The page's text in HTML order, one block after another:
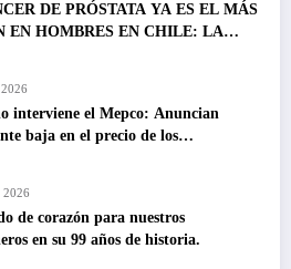
DE PRÓSTATA YA ES EL MÁS
EN HOMBRES EN CHILE: LA
interviene el Mepco: Anuncian
baja en el precio de los
de corazón para nuestros
en su 99 años de historia.